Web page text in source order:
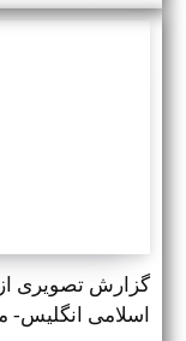
گزارش تصویری از
اسلامی انگلیس-